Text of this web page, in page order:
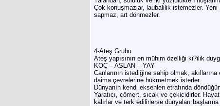
Çok konuşmazlar, laubalilik istemezler. Yeni
sapmaz, art dönmezler.
4-Ateş Grubu
Ateş yapısının en mühim özelliği ki?ilik
KOÇ – ASLAN – YAY
Canlarının istediğine sahip olmak,
daima çevrelerine hükmetmek isterler.
Dünyanın kendi eksenleri etrafında
Yaratıcı, cömert, sıcak ve çekicidirler.
kalırlar ve terk edilirlerse dünyaları